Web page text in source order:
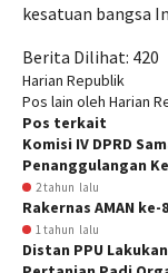
kesatuan bangsa
Berita Dilihat: 420
Harian Republik
Pos lain oleh Harian
Pos terkait
Komisi IV DPRD
Penanggulangan
2 tahun lalu
Rakernas AMAN
1 tahun lalu
Distan PPU